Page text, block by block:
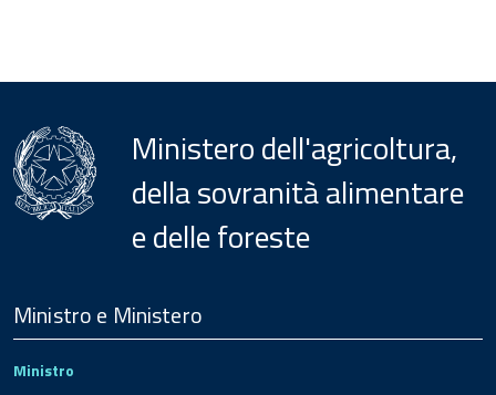
Ministero dell'agricoltura,
della sovranità alimentare
e delle foreste
Footer
Ministro e Ministero
Ministro